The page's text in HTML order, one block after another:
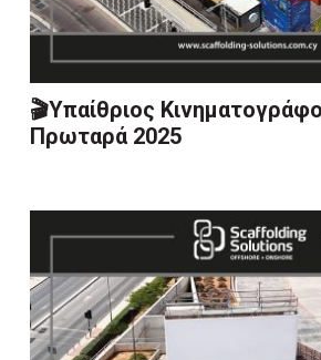
🎬Υπαίθριος
Πρωταρά 2025